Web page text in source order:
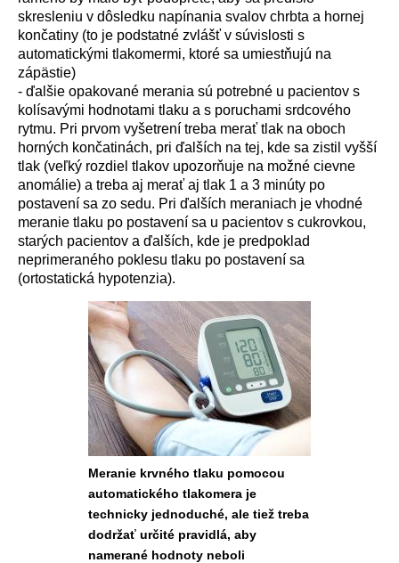
skresleniu v dôsledku napínania svalov chrbta a hornej
končatiny (to je podstatné zvlášť v súvislosti s
automatickými tlakomermi, ktoré sa umiestňujú na
zápästie)
- ďalšie opakované merania sú potrebné u pacientov s
kol ísavými hodnotami tlaku a s poruchami srdcového
rytmu. Pri prvom vyšetrení treba merať tlak na oboch
horných končatinách, pri ďalších na tej, kde sa zistil vyšší
tlak (veľký rozdiel tlakov upozorňuje na možné cievne
anomá lie) a treba aj merať aj tlak 1 a 3 minúty po
postavení sa zo sedu. Pri ďalších meraniach je vhodné
meranie tlaku po postavení sa u pacientov s cukrovkou,
starých pacientov a ďalších, kde je predpoklad
neprimeraného poklesu tlaku po postavení sa
(ortostatická hypotenzia).
Meranie krvného tlaku pomocou
automatického tlakomera je
technicky jednoduché, ale tiež treba
dodržať určité pravidlá, aby
namerané hodnoty neboli